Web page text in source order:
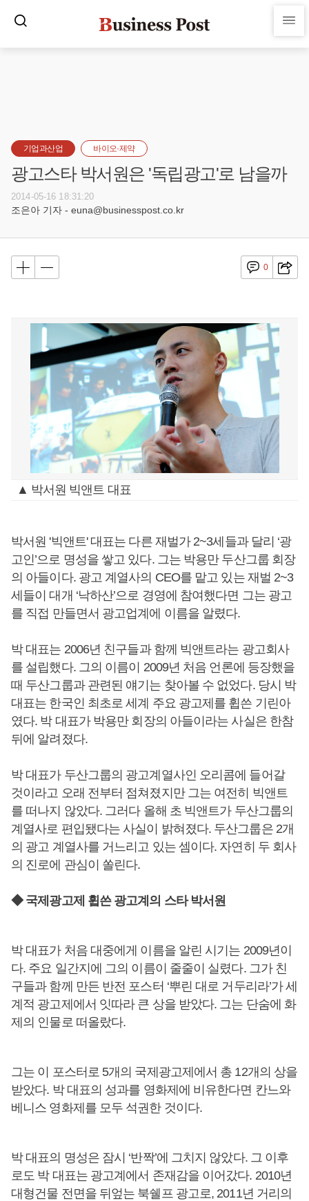
기업과산업 바이오·제약
광고스타 박서원은 '독립광고'로 남을까
2014-05-16 18:31:20
조은아 기자 - euna@businesspost.co.kr
0
▲ 박서원 빅앤트 대표
박서원 '빅앤트' 대표는 다른 재벌가 2~3세들과 달리 ‘광
고인’으로 명성을 쌓고 있다. 그는 박용만 두산그룹 회장
의 아들이다. 광고 계열사의 CEO를 맡고 있는 재벌 2~3
세들이 대개 ‘낙하산’으로 경영에 참여했다면 그는 광고
를 직접 만들면서 광고업계에 이름을 알렸다.
박 대표는 2006년 친구들과 함께 빅앤트라는 광고회사
를 설립했다. 그의 이름이 2009년 처음 언론에 등장했을
때 두산그룹과 관련된 얘기는 찾아볼 수 없었다. 당시 박
대표는 한국인 최초로 세계 주요 광고제를 휩쓴 기린아
였다. 박 대표가 박용만 회장의 아들이라는 사실은 한참
뒤에 알려졌다.
박 대표가 두산그룹의 광고계열사인 오리콤에 들어갈
것이라고 오래 전부터 점쳐졌지만 그는 여전히 빅앤트
를 떠나지 않았다. 그러다 올해 초 빅앤트가 두산그룹의
계열사로 편입됐다는 사실이 밝혀졌다. 두산그룹은 2개
의 광고 계열사를 거느리고 있는 셈이다. 자연히 두 회사
의 진로에 관심이 쏠린다.
◆ 국제광고제 휩쓴 광고계의 스타 박서원
박 대표가 처음 대중에게 이름을 알린 시기는 2009년이
다. 주요 일간지에 그의 이름이 줄줄이 실렸다. 그가 친
구들과 함께 만든 반전 포스터 ‘뿌린 대로 거두리라’가 세
계적 광고제에서 잇따라 큰 상을 받았다. 그는 단숨에 화
제의 인물로 떠올랐다.
그는 이 포스터로 5개의 국제광고제에서 총 12개의 상을
받았다. 박 대표의 성과를 영화제에 비유한다면 칸느와
베니스 영화제를 모두 석권한 것이다.
박 대표의 명성은 잠시 ‘반짝’에 그치지 않았다. 그 이후
로도 박 대표는 광고계에서 존재감을 이어갔다. 2010년
대형건물 전면을 뒤엎는 북쉘프 광고로, 2011년 거리의